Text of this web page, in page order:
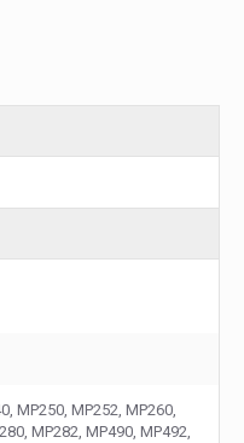
MP250, MP252, MP260,
MP282, MP490, MP492,